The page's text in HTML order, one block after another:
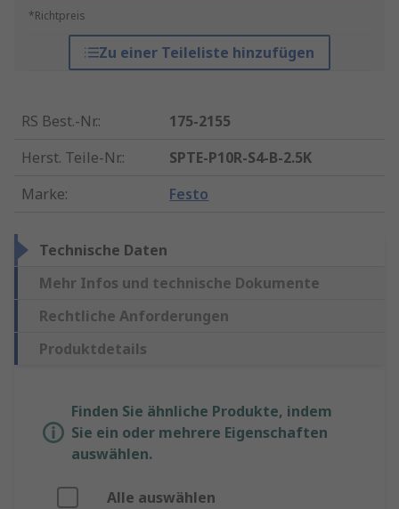
*Richtpreis
Zu einer Teileliste hinzufügen
RS Best.-Nr.:
175-2155
Herst. Teile-Nr.:
SPTE-P10R-S4-B-2.5K
Marke: Festo
Technische Daten
Mehr Infos und technische Dokumente
Rechtliche Anforderungen
Produktdetails
Finden Sie ähnliche Produkte, indem
Sie ein oder mehrere Eigenschaften
auswählen.
Alle auswählen